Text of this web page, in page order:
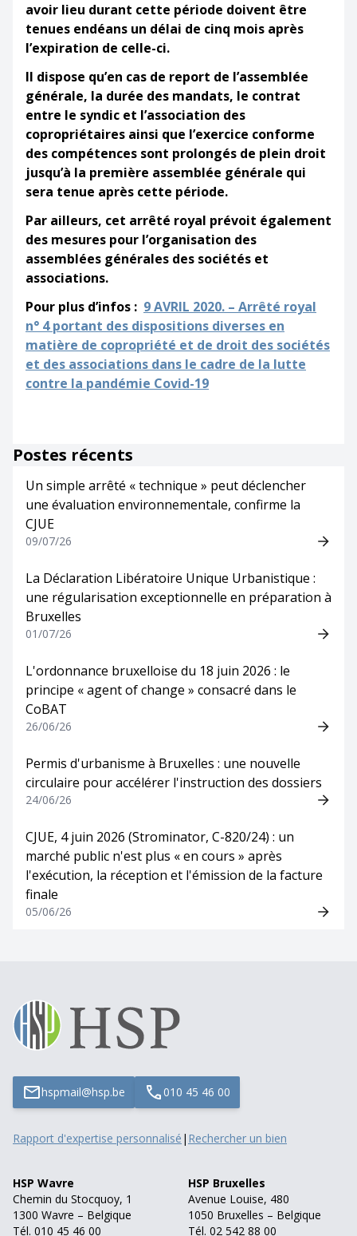
avoir lieu durant cette période doivent être
tenues endéans un délai de cinq mois après
l’expiration de celle-ci.
Il dispose qu’en cas de report de l’assemblée
générale, la durée des mandats, le contrat
entre le syndic et l’association des
copropriétaires ainsi que l’exercice conforme
des compétences sont prolongés de plein droit
jusqu’à la première assemblée générale qui
sera tenue après cette période.
Par ailleurs, cet arrêté royal prévoit également
des mesures pour l’organisation des
assemblées générales des sociétés et
associations.
Pour plus d’infos : 9 AVRIL 2020. – Arrêté royal
n° 4 portant des dispositions diverses en
matière de copropriété et de droit des sociétés
et des associations dans le cadre de la lutte
contre la pandémie Covid-19
Postes récents
Un simple arrêté « technique » peut déclencher
une évaluation environnementale, confirme la
CJUE
09/07/26
La Déclaration Libératoire Unique Urbanistique :
une régularisation exceptionnelle en préparation à
Bruxelles
01/07/26
L'ordonnance bruxelloise du 18 juin 2026 : le
principe « agent of change » consacré dans le
CoBAT
26/06/26
Permis d'urbanisme à Bruxelles : une nouvelle
circulaire pour accélérer l'instruction des dossiers
24/06/26
CJUE, 4 juin 2026 (Strominator, C-820/24) : un
marché public n'est plus « en cours » après
l'exécution, la réception et l'émission de la facture
finale
05/06/26
hspmail@hsp.be 010 45 46 00
Rapport d'expertise personnalisé | Rechercher un bien
HSP Wavre
Chemin du Stocquoy, 1
1300 Wavre – Belgique
Tél. 010 45 46 00
HSP Bruxelles
Avenue Louise, 480
1050 Bruxelles – Belgique
Tél. 02 542 88 00